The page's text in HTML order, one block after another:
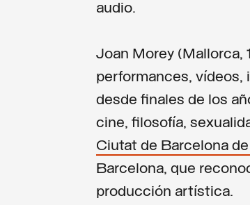
audio.
Joan Morey (Mallorca,
performances, vídeos,
desde finales de los
cine, filosofía,
Ciutat de Barcelona
Barcelona, que
producción artística.